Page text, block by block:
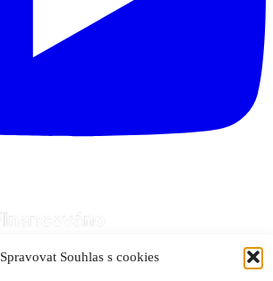
Spravovat Souhlas s cookies